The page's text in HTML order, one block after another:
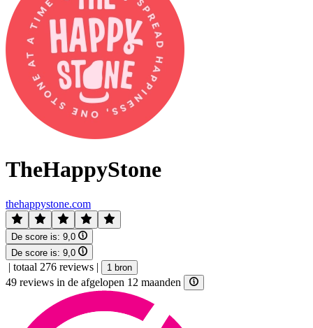
TheHappyStone
thehappystone.com
De score is: 9,0
De score is: 9,0
| totaal 276 reviews | 1 bron
49 reviews in de afgelopen 12 maanden